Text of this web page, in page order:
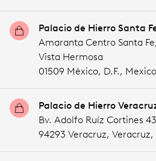
Palacio de Hierro Santa
Amaranta Centro Santa
Vista Hermosa
01509 México, D.F., Mexico
Palacio de Hierro
Bv. Adolfo Ruíz Cortines
94293 Veracruz, Veracruz,